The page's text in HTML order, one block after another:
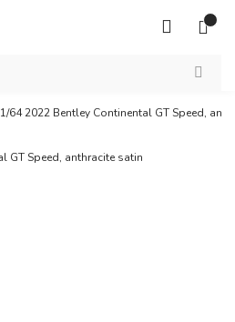
1/64 2022 Bentley Continental GT Speed,